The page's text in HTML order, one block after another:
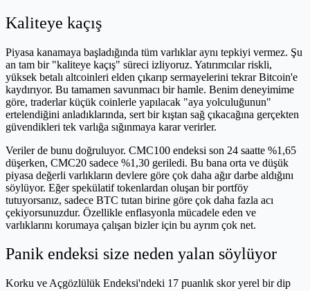
Kaliteye kaçış
Piyasa kanamaya başladığında tüm varlıklar aynı tepkiyi vermez. Şu
an tam bir "kaliteye kaçış" süreci izliyoruz. Yatırımcılar riskli,
yüksek betalı altcoinleri elden çıkarıp sermayelerini tekrar Bitcoin'e
kaydırıyor. Bu tamamen savunmacı bir hamle. Benim deneyimime
göre, traderlar küçük coinlerle yapılacak "aya yolculuğunun"
ertelendiğini anladıklarında, sert bir kıştan sağ çıkacağına gerçekten
güvendikleri tek varlığa sığınmaya karar verirler.
Veriler de bunu doğruluyor. CMC100 endeksi son 24 saatte %1,65
düşerken, CMC20 sadece %1,30 geriledi. Bu bana orta ve düşük
piyasa değerli varlıkların devlere göre çok daha ağır darbe aldığını
söylüyor. Eğer spekülatif tokenlardan oluşan bir portföy
tutuyorsanız, sadece BTC tutan birine göre çok daha fazla acı
çekiyorsunuzdur. Özellikle enflasyonla mücadele eden ve
varlıklarını korumaya çalışan bizler için bu ayrım çok net.
Panik endeksi size neden yalan söylüyor
Korku ve Açgözlülük Endeksi'ndeki 17 puanlık skor yerel bir dip